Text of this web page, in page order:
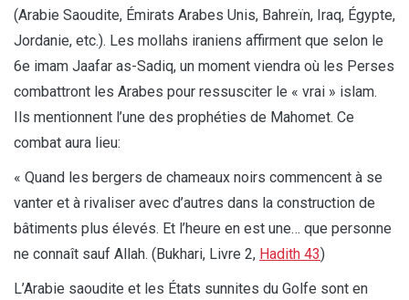
(Arabie Saoudite, Émirats Arabes Unis, Bahreïn, Iraq, Égypte,
Jordanie, etc.). Les mollahs iraniens affirment que selon le
6e imam Jaafar as-Sadiq, un moment viendra où les Perses
combattront les Arabes pour ressusciter le « vrai » islam.
Ils mentionnent l’une des prophéties de Mahomet. Ce
combat aura lieu:
« Quand les bergers de chameaux noirs commencent à se
vanter et à rivaliser avec d’autres dans la construction de
bâtiments plus élevés. Et l’heure en est une… que personne
ne connaît sauf Allah. (Bukhari, Livre 2, Hadith 43)
L’Arabie saoudite et les États sunnites du Golfe sont en